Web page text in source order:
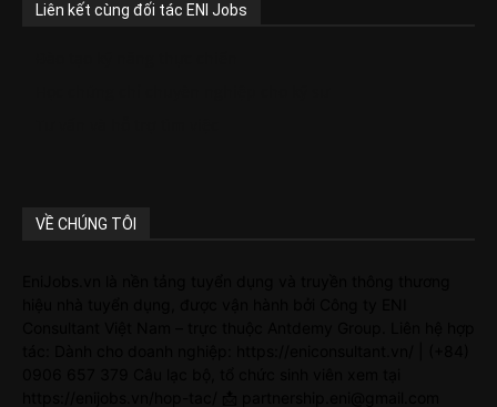
Liên kết cùng đối tác ENI Jobs
VỀ CHÚNG TÔI